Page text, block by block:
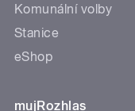
Komunální volby
Stanice
eShop
mujRozhlas